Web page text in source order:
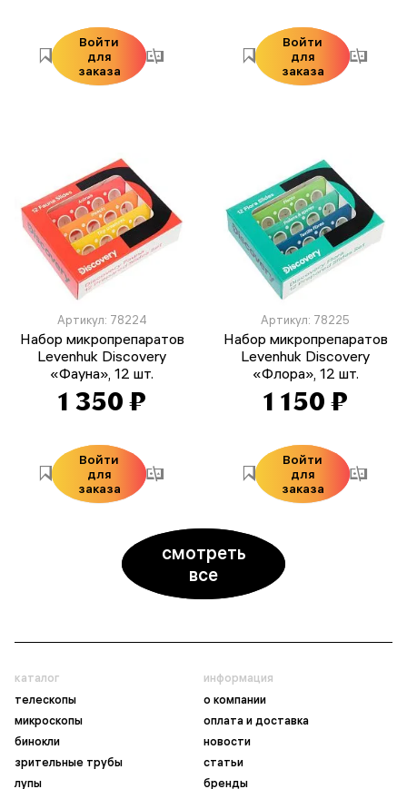
Войти
для
заказа
Войти
для
заказа
Артикул: 78224
Набор микропрепаратов
Levenhuk Discovery
«Фауна», 12 шт.
1 350 ₽
Войти
для
заказа
Артикул: 78225
Набор микропрепаратов
Levenhuk Discovery
«Флора», 12 шт.
1 150 ₽
Войти
для
заказа
смотреть
все
каталог
телескопы
микроскопы
бинокли
зрительные трубы
лупы
информация
о компании
оплата и доставка
новости
статьи
бренды